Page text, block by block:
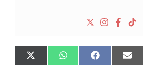
Compartir
en
X
(
Compartir
en
W
h
Compartir
en
F
a en
E
m